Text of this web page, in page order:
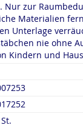
Nur zur
Materialien
verräuchern.
nie ohne
Kindern und